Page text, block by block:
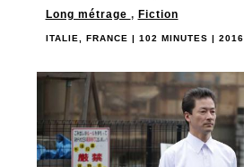
Long métrage , Fiction
ITALIE, FRANCE | 102 MINUTES | 2016